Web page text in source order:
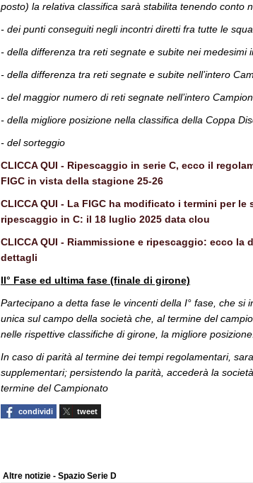
posto) la relativa classifica sarà stabilita tenendo conto
- dei punti conseguiti negli incontri diretti fra tutte le
- della differenza tra reti segnate e subite nei medesimi
- della differenza tra reti segnate e subite nell’intero
- del maggior numero di reti segnate nell’intero
- della migliore posizione nella classifica della Coppa
- del sorteggio
CLICCA QUI - Ripescaggio in serie C, ecco il
FIGC in vista della stagione 25-26
CLICCA QUI - La FIGC ha modificato i termini per le
ripescaggio in C: il 18 luglio 2025 data clou
CLICCA QUI - Riammissione e ripescaggio: ecco la
dettagli
II° Fase ed ultima fase (finale di girone)
Partecipano a detta fase le vincenti della I° fase, che si
unica sul campo della società che, al termine del
nelle rispettive classifiche di girone, la migliore posizione.
In caso di parità al termine dei tempi regolamentari,
supplementari; persistendo la parità, accederà la
termine del Campionato
condividi tweet
Altre notizie - Spazio Serie D